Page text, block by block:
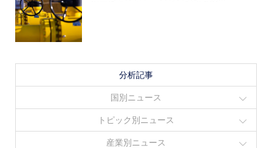
分析記事
国別ニュース
トピック別ニュース
産業別ニュース